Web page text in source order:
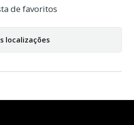
de favoritos
localizações